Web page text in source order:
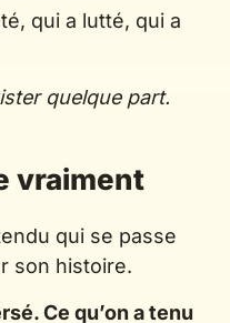
qui a lutté, qui a
quelque part.
vraiment
qui se passe
son histoire.
Ce qu’on a tenu